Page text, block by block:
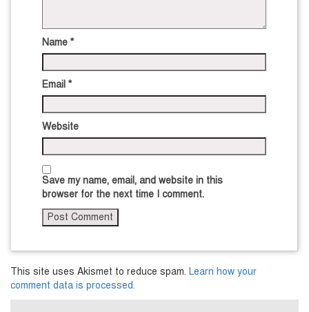
Name *
Email *
Website
Save my name, email, and website in this
browser for the next time I comment.
This site uses Akismet to reduce spam. Learn how your
comment data is processed.